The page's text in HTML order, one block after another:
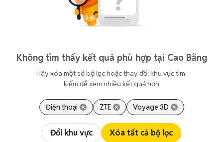
Không tìm thấy kết quả phù hợp tại Cao Bằng
Hãy xóa một số bộ lọc hoặc thay đổi khu vực tìm
kiếm để xem nhiều kết quả hơn
Điện thoại ZTE Voyage 3D
Đổi khu vực Xóa tất cả bộ lọc